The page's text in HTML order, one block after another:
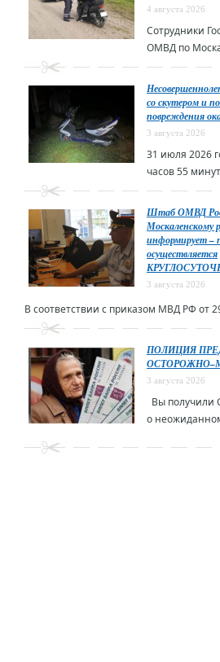
4 августа 2026
Сотрудники
ОМВД по
со скутером и
повреждения
3 августа 2026
31 июля 2026
часов 55
Штаб ОМВД
Москаленскому
информирует –
осуществляется
3 августа 2026
В соответствии с приказом МВД РФ от
ПОЛИЦИЯ
3 августа 2026
Вы
о